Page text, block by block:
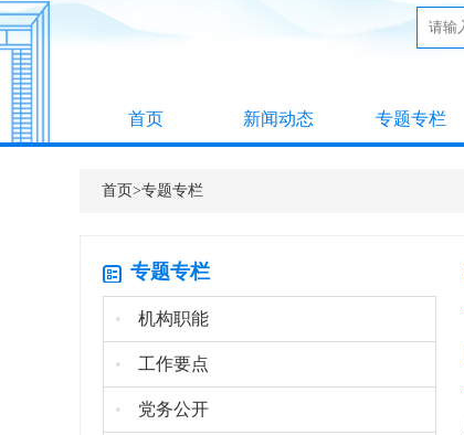
首页 新闻动态 专题专栏
首页>专题专栏
专题专栏
• 机构职能
• 工作要点
• 党务公开